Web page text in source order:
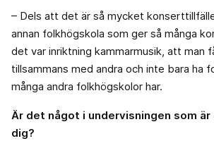
– Dels att det är så mycket
annan folkhögskola som ger så många
det var inriktning kammarmusik, att man
tillsammans med andra och inte bara ha
många andra folkhögskolor har.
Är det något i undervisningen som
dig?